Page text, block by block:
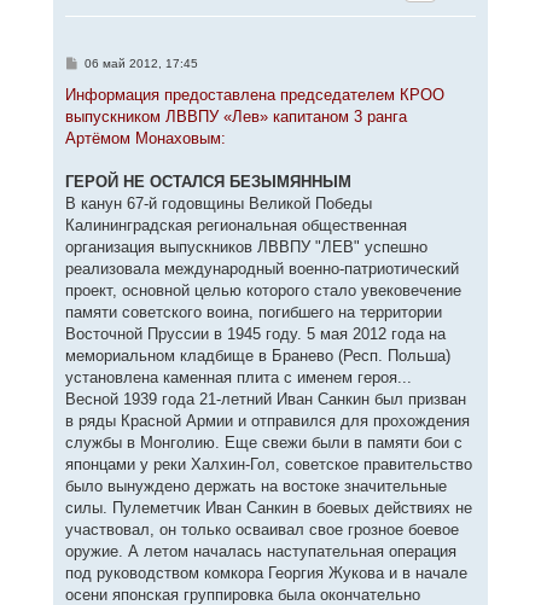
С
о
щ
е
е
06 май 2012, 17:45
Информация предоставлена председателем КРОО
выпускником ЛВВПУ «Лев» капитаном 3 ранга
Артёмом Монаховым:
ГЕРОЙ НЕ ОСТАЛСЯ БЕЗЫМЯННЫМ
В канун 67-й годовщины Великой Победы
Калининградская региональная общественная
организация выпускников ЛВВПУ "ЛЕВ" успешно
реализовала международный военно-патриотический
проект, основной целью которого стало увековечение
памяти советского воина, погибшего на территории
Восточной Пруссии в 1945 году. 5 мая 2012 года на
мемориальном кладбище в Бранево (Респ. Польша)
установлена каменная плита с именем героя...
Весной 1939 года 21-летний Иван Санкин был призван
в ряды Красной Армии и отправился для прохождения
службы в Монголию. Еще свежи были в памяти бои с
японцами у реки Халхин-Гол, советское правительство
было вынуждено держать на востоке значительные
силы. Пулеметчик Иван Санкин в боевых действиях не
участвовал, он только осваивал свое грозное боевое
оружие. А летом началась наступательная операция
под руководством комкора Георгия Жукова и в начале
осени японская группировка была окончательно